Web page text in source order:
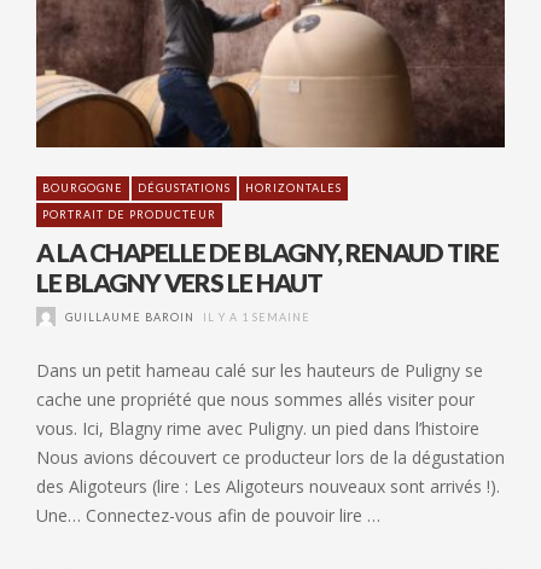
BOURGOGNE DÉGUSTATIONS
HORIZONTALES
PORTRAIT DE PRODUCTEUR
A LA CHAPELLE DE BLAGNY, RENAUD TIRE
LE BLAGNY VERS LE HAUT
GUILLAUME BAROIN IL Y A 1 SEMAINE
Dans un petit hameau calé sur les hauteurs de Puligny se
cache une propriété que nous sommes allés visiter pour
vous. Ici, Blagny rime avec Puligny. un pied dans l’histoire
Nous avions découvert ce producteur lors de la dégustation
des Aligoteurs (lire : Les Aligoteurs nouveaux sont arrivés !).
Une… Connectez-vous afin de pouvoir lire …